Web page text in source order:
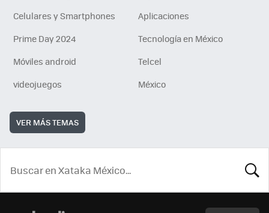
Celulares y Smartphones
Aplicaciones
Prime Day 2024
Tecnología en México
Móviles android
Telcel
videojuegos
México
VER MÁS TEMAS